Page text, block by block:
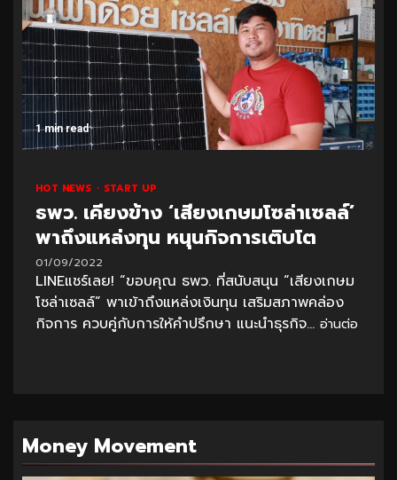
1 min read
HOT NEWS START UP
ธพว. เคียงข้าง ‘เสียงเกษมโซล่าเซลล์’
พาถึงแหล่งทุน หนุนกิจการเติบโต
01/09/2022
LINEแชร์เลย! “ขอบคุณ ธพว. ที่สนับสนุน “เสียงเกษม
โซล่าเซลล์” พาเข้าถึงแหล่งเงินทุน เสริมสภาพคล่อง
กิจการ ควบคู่กับการให้คำปรึกษา แนะนำธุรกิจ... อ่านต่อ
Money Movement